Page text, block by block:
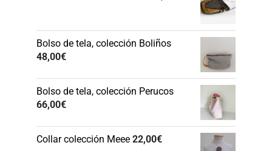
Bolso de tela, colección Boliños
48,00€
Bolso de tela, colección Perucos
66,00€
Collar colección Meee 22,00€